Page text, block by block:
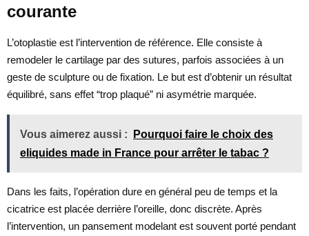
courante
L’otoplastie est l’intervention de référence. Elle consiste à
remodeler le cartilage par des sutures, parfois associées à un
geste de sculpture ou de fixation. Le but est d’obtenir un résultat
équilibré, sans effet “trop plaqué” ni asymétrie marquée.
Vous aimerez aussi :
Pourquoi faire le choix des
eliquides made in France pour arrêter le tabac ?
Dans les faits, l’opération dure en général peu de temps et la
cicatrice est placée derrière l’oreille, donc discrète. Après
l’intervention, un pansement modelant est souvent porté pendant